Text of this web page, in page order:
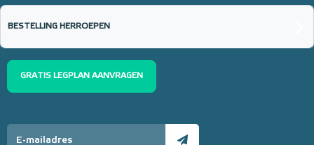
BESTELLING HERROEPEN
GRATIS LEGPLAN AANVRAGEN